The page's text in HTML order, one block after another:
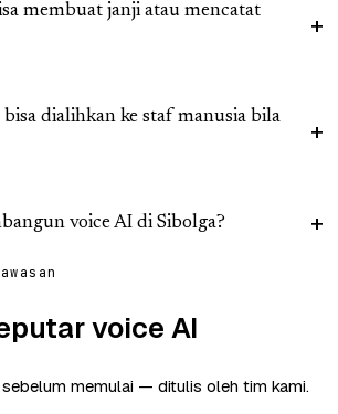
membuat janji atau mencatat
dialihkan ke staf manusia bila
voice AI di Sibolga?
voice AI
memulai — ditulis oleh tim kami.